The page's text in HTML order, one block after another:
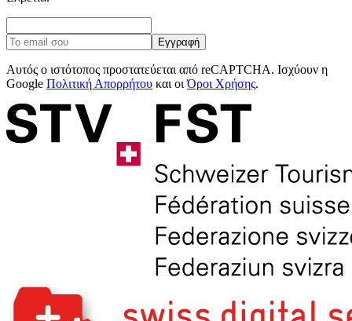
Εγγραφή
Αυτός ο ιστότοπος προστατεύεται από reCAPTCHA. Ισχύουν η
Google Πολιτική Απορρήτου και οιΌροι Χρήσης.